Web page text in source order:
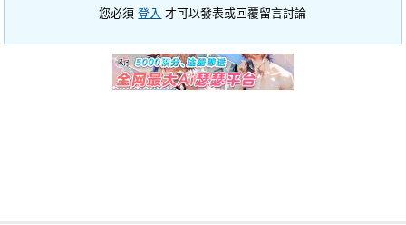
您必須登入 才可以發表或回覆留言討論